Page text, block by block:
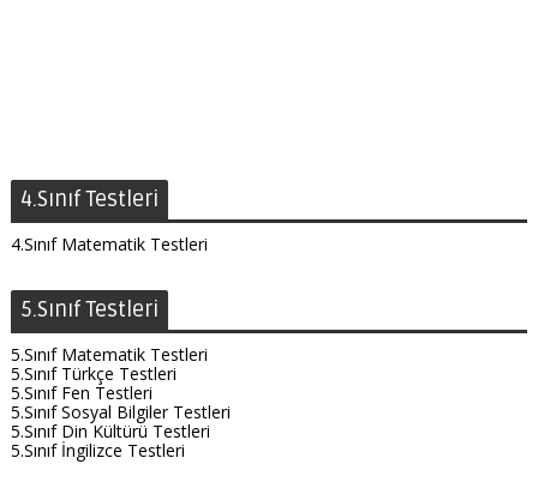
4.Sınıf Testleri
4.Sınıf Matematik Testleri
5.Sınıf Testleri
5.Sınıf Matematik Testleri
5.Sınıf Türkçe Testleri
5.Sınıf Fen Testleri
5.Sınıf Sosyal Bilgiler Testleri
5.Sınıf Din Kültürü Testleri
5.Sınıf İngilizce Testleri